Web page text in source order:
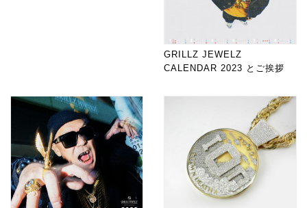
GRILLZ JEWELZ
CALENDAR 2023 とご挨拶